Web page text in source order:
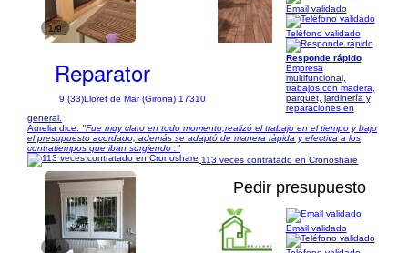
1/9
Reparator
9 (33)Lloret de Mar (Girona) 17310
Email validado
Teléfono validado
Responde rápido
Empresa
multifuncional,
trabajos con madera,
parquet, jardinería y
reparaciones en
general.
Aurelia dice: "Fue muy claro en todo momento,realizó el trabajo en el tiempo y bajo
el presupuesto acordado, además se adaptó de manera ràpida y efectiva a los
contratiempos que iban surgiendo ."
113 veces contratado en Cronoshare
1/4
Pedir presupuesto
Email validado